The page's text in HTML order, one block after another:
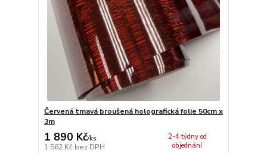
Červená tmavá broušená holografická folie 50cm x
3m
1 890 Kč/ks
1 562 Kč bez DPH
2-4 týdny od
objednání